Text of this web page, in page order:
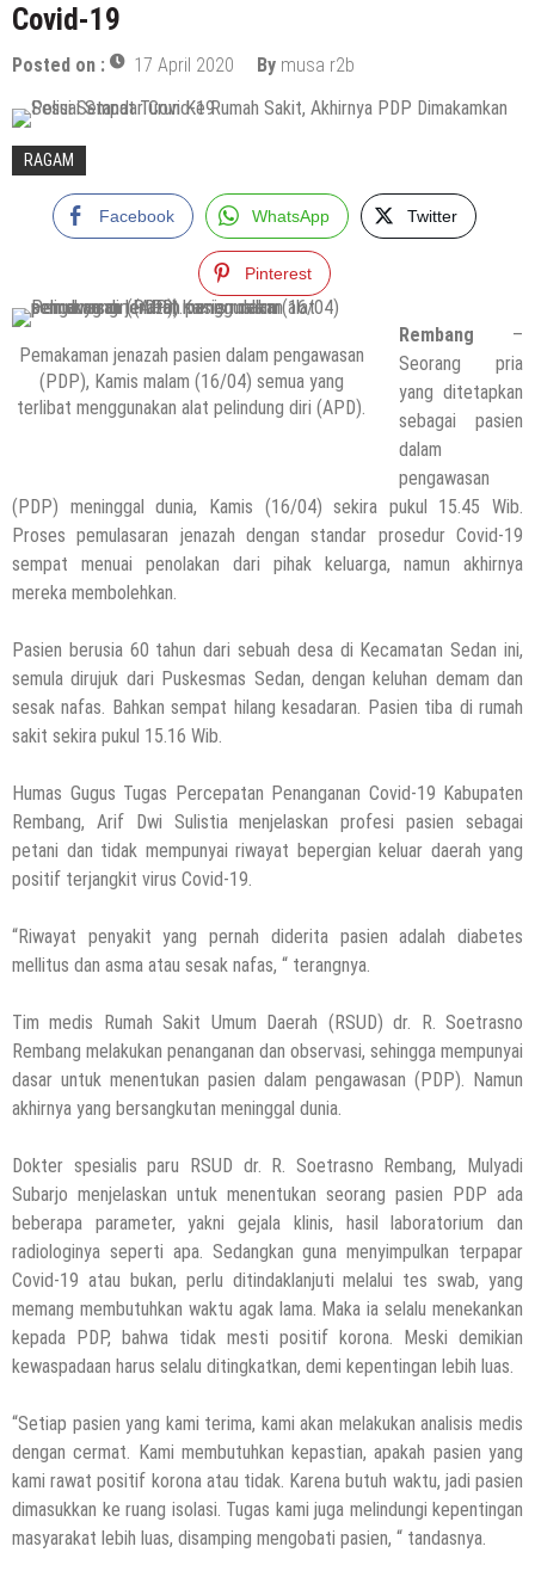
Covid-19
Posted on : 17 April 2020 By musa r2b
RAGAM
Facebook WhatsApp Twitter
Pinterest
Pemakaman jenazah pasien dalam pengawasan
(PDP), Kamis malam (16/04) semua yang
terlibat menggunakan alat pelindung diri (APD).
Rembang –
Seorang pria
yang ditetapkan
sebagai pasien
dalam
pengawasan
(PDP) meninggal dunia, Kamis (16/04) sekira pukul 15.45 Wib.
Proses pemulasaran jenazah dengan standar prosedur Covid-19
sempat menuai penolakan dari pihak keluarga, namun akhirnya
mereka membolehkan.
Pasien berusia 60 tahun dari sebuah desa di Kecamatan Sedan ini,
semula dirujuk dari Puskesmas Sedan, dengan keluhan demam dan
sesak nafas. Bahkan sempat hilang kesadaran. Pasien tiba di rumah
sakit sekira pukul 15.16 Wib.
Humas Gugus Tugas Percepatan Penanganan Covid-19 Kabupaten
Rembang, Arif Dwi Sulistia menjelaskan profesi pasien sebagai
petani dan tidak mempunyai riwayat bepergian keluar daerah yang
positif terjangkit virus Covid-19.
“Riwayat penyakit yang pernah diderita pasien adalah diabetes
mellitus dan asma atau sesak nafas, “ terangnya.
Tim medis Rumah Sakit Umum Daerah (RSUD) dr. R. Soetrasno
Rembang melakukan penanganan dan observasi, sehingga mempunyai
dasar untuk menentukan pasien dalam pengawasan (PDP). Namun
akhirnya yang bersangkutan meninggal dunia.
Dokter spesialis paru RSUD dr. R. Soetrasno Rembang, Mulyadi
Subarjo menjelaskan untuk menentukan seorang pasien PDP ada
beberapa parameter, yakni gejala klinis, hasil laboratorium dan
radiologinya seperti apa. Sedangkan guna menyimpulkan terpapar
Covid-19 atau bukan, perlu ditindaklanjuti melalui tes swab, yang
memang membutuhkan waktu agak lama. Maka ia selalu menekankan
kepada PDP, bahwa tidak mesti positif korona. Meski demikian
kewaspadaan harus selalu ditingkatkan, demi kepentingan lebih luas.
“Setiap pasien yang kami terima, kami akan melakukan analisis medis
dengan cermat. Kami membutuhkan kepastian, apakah pasien yang
kami rawat positif korona atau tidak. Karena butuh waktu, jadi pasien
dimasukkan ke ruang isolasi. Tugas kami juga melindungi kepentingan
masyarakat lebih luas, disamping mengobati pasien, “ tandasnya.